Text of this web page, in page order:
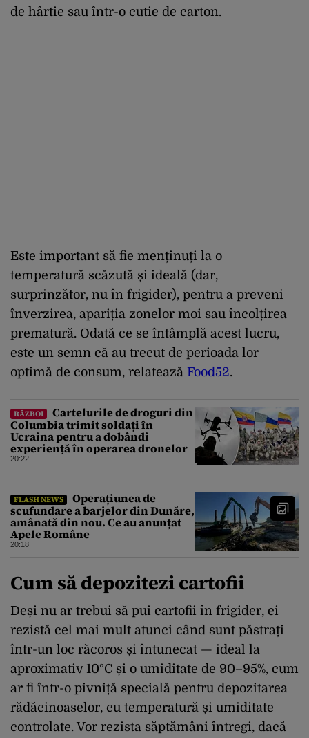
de hârtie sau într-o cutie de carton.
Este important să fie menținuți la o
temperatură scăzută și ideală (dar,
surprinzător, nu în frigider), pentru a preveni
înverzirea, apariția zonelor moi sau încolțirea
prematură. Odată ce se întâmplă acest lucru,
este un semn că au trecut de perioada lor
optimă de consum, relatează Food52.
RĂZBOI
Cartelurile de droguri din
Columbia trimit soldați în
Ucraina pentru a dobândi
experiență în operarea dronelor
20:22
FLASH NEWS
Operațiunea de
scufundare a barjelor din Dunăre,
amânată din nou. Ce au anunțat
Apele Române
20:18
Cum să depozitezi cartofii
Deși nu ar trebui să pui cartofii în frigider, ei
rezistă cel mai mult atunci când sunt păstrați
într-un loc răcoros și întunecat — ideal la
aproximativ 10°C și o umiditate de 90–95%, cum
ar fi într-o pivniță specială pentru depozitarea
rădăcinoaselor, cu temperatură și umiditate
controlate. Vor rezista săptămâni întregi, dacă